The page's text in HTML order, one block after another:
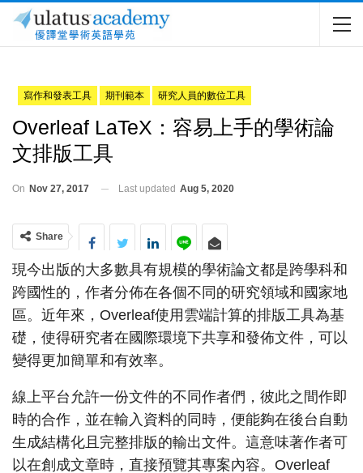
寫作和發表工具 期刊範本 研究人員的數位工具
Overleaf LaTeX：容易上手的學術論
文排版工具
On Nov 27, 2017 Last updated Aug 5, 2020
Share
現今出版的大多數具有規模的學術論文都是跨學科和
跨國性的，作者分佈在各個不同的研究領域和國家地
區。近年來，Overleaf使用雲端計算的排版工具為基
礎，使得研究者在國際環境下共享和發佈文件，可以
變得更加簡單和有效率。
線上平台允許一份文件的不同作者們，彼此之間作即
時的合作，並在輸入資料的同時，便能夠在後台自動
生成結構化且完整排版的輸出文件。這意味著作者可
以在創成文章時，直接預覽其專案內容。Overleaf